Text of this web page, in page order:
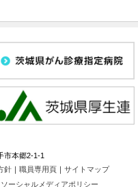
市本郷2-1-1
針｜ 職員専用頁｜ サイトマップ
ソーシャルメディアポリシー